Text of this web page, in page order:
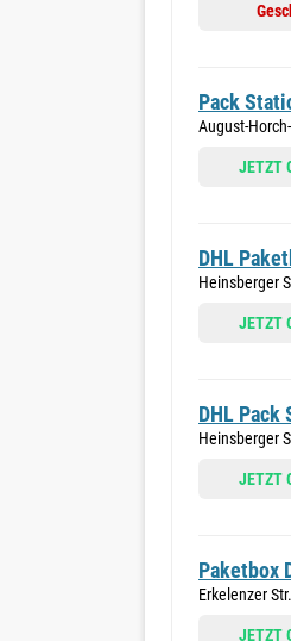
Pack
August-
JETZT
DHL
Heinsberger
JETZT
DHL
Heinsberger
JETZT
Paketbox
Erkelenzer
JETZT